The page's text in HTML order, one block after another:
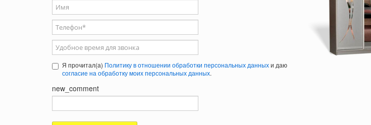
Ваше имя
Телефон*
Удобное время для звонка
Я прочитал(а) Политику в отношении обработки персональных данныхи даю
согласие на обработку моих персональных данных.
new_comment